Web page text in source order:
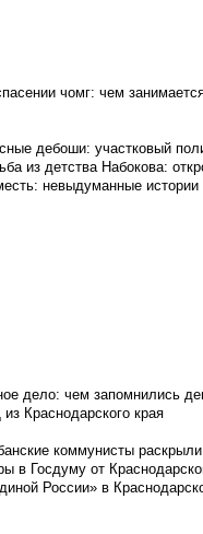
чомг: чем
дебоши: участковый
из детства Набокова:
невыдуманные истории
дело: чем запомнились
Краснодарского края
коммунисты
в Госдуму от
России» в